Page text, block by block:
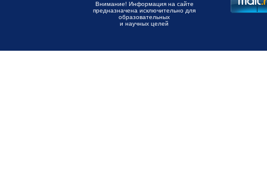
Внимание! Информация на сайте
предназначена исключительно для
образовательных
и научных целей